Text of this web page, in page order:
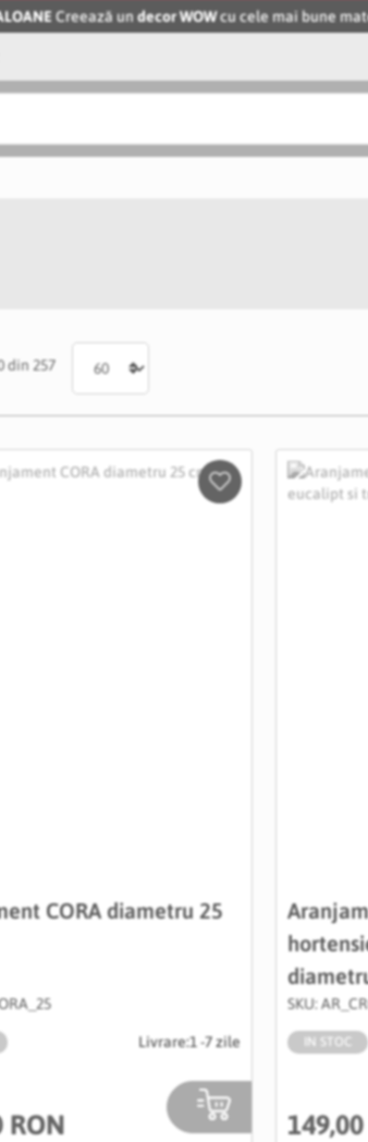
Creează undecor WOWcu cele mai bune
din257
CORA diametru 25
Livrare:1 -7 zile
RON
Salveaza
SKU:
IN STOC